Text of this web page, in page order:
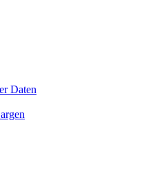
Daten